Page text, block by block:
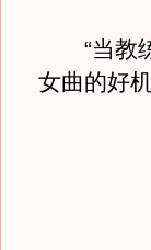
“当教练
女曲的好机